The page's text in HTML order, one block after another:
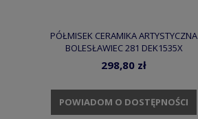
PÓŁMISEK CERAMIKA ARTYSTYCZNA
BOLESŁAWIEC 281 DEK1535X
298,80 zł
POWIADOM O DOSTĘPNOŚCI